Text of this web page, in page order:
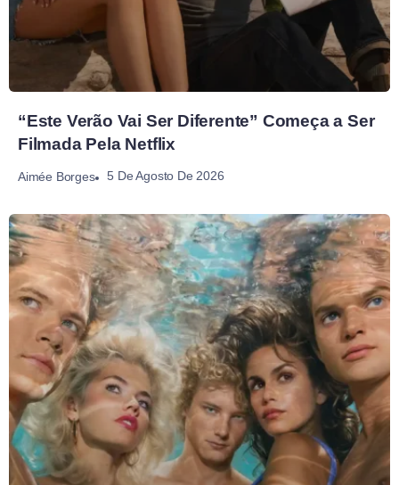
“Este Verão Vai Ser Diferente” Começa a Ser
Filmada Pela Netflix
Aimée Borges 5 De Agosto De 2026